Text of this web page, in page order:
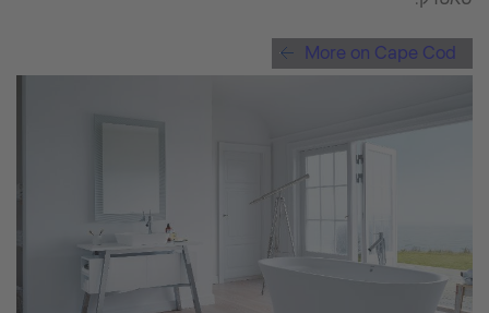
More on Cape Cod